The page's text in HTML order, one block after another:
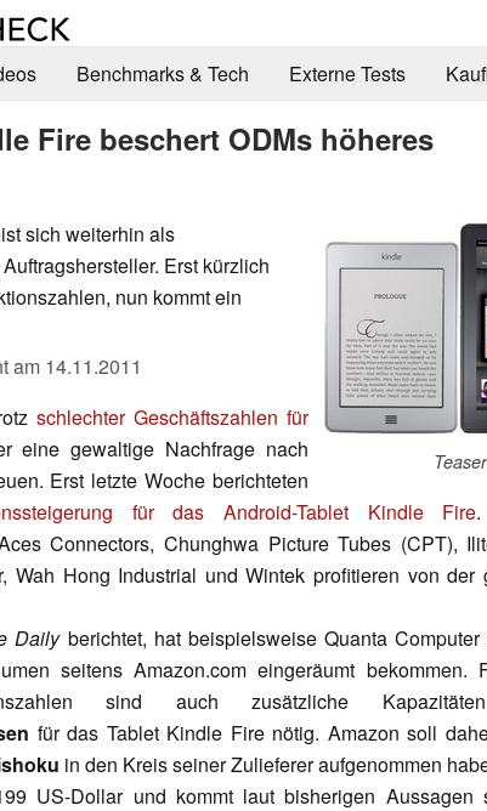
Benchmarks & Tech Externe Tests
Fire beschert ODMs höheres
Teaser
sich weiterhin als
Erst kürzlich
nun kommt ein
am 14.11.2011
schlechter Geschäftszahlen für
eine gewaltige Nachfrage nach
Erst letzte Woche berichteten
für das Android-Tablet Kindle Fire
Connectors, Chunghwa Picture Tubes (CPT),
Wah Hong Industrial und Wintek profitieren von der
Dailyberichtet, hat beispielsweise Quanta Computer
seitens Amazon.com eingeräumt bekommen.
sind auch zusätzliche
für das Tablet Kindle Fire nötig. Amazon soll
in den Kreis seiner Zulieferer aufgenommen
US-Dollar und kommt laut bisherigen Aussagen